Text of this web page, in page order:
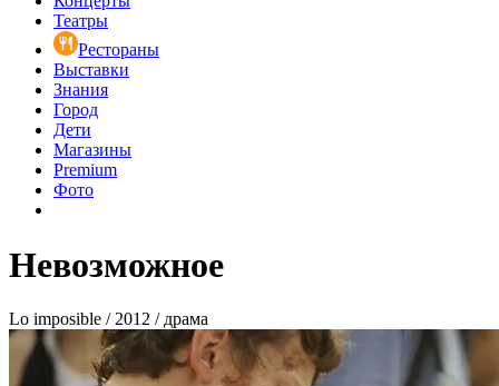
Театры
Рестораны
Выставки
Знания
Город
Дети
Магазины
Premium
Фото
Невозможное
Lo imposible / 2012 / драма